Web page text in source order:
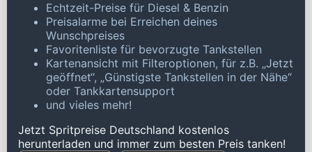
Echtzeit-Preise für Diesel & Benzin
Preisalarme bei Erreichen deines
Wunschpreises
Favoritenliste für bevorzugte Tankstellen
Kartenansicht mit Filteroptionen, für z.B. „Jetzt
geöffnet“, „Günstigste Tankstellen in der Nähe“
oder Tankkartensupport
und vieles mehr!
Jetzt Spritpreise Deutschland kostenlos
herunterladen und immer zum besten Preis tanken!